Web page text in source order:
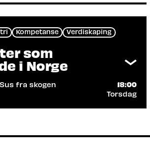
Kompetanse Verdiskaping
som
i Norge
fra skogen
18:00
Torsdag
og teknologisk